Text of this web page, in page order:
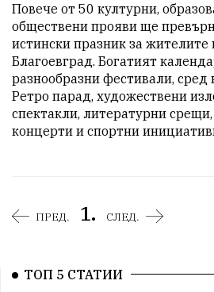
Повече от 50 културни,
обществени прояви ще
истински празник за жителите
Благоевград. Богатият
разнообразни фестивали, сред
Ретро парад, художествени
спектакли, литературни
концерти и спортни
ПРЕД. 1. СЛЕД.
ТОП 5 СТАТИИ